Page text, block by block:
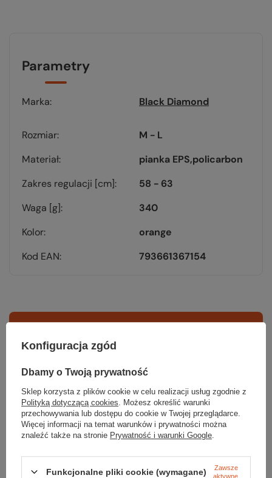
Parametry
Marka Black Diamond
Rozmiar
M - L
Materiał
pianka EPS policarbon
Zakres regulacji [cm]
58 - 63
Waga [g]
340
Kolor
orange
Kod EAN
793661367154
Sprawdź
czy masz wszystko
TWOJA LISTA SPRZĘTOWA
Konfiguracja zgód
Dbamy o Twoją prywatność
Sklep korzysta z plików cookie w celu realizacji usług zgodnie z
Polityką dotyczącą cookies . Możesz określić warunki
przechowywania lub dostępu do cookie w Twojej przeglądarce.
Więcej informacji na temat warunków i prywatności można
znaleźć także na stronie Prywatność i warunki Google
Funkcjonalne pliki cookie (wymagane)
Zawsze
aktywne